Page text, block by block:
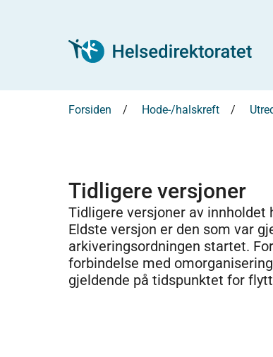
Forsiden Hode-/halskreft
Tidligere versjoner
Tidligere versjoner av innholdet
Eldste versjon er den som var
arkiveringsordningen startet.
forbindelse med
gjeldende på tidspunktet for